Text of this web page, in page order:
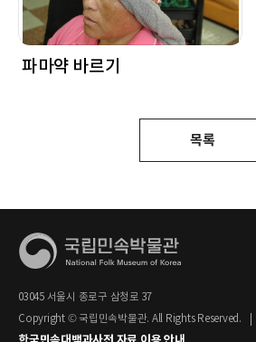
파마약 바르기
목록
03045 서울시 종로구 삼청로 37
Copyright © 국립민속박물관. All Rights Reserved.